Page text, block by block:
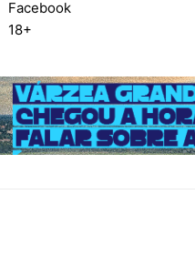
Facebook
18+